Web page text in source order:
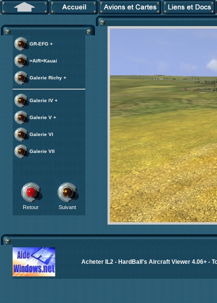
GR-EFG +
=AiR=Kauai
Galerie Richy +
Galerie IV +
Galerie V +
Galerie VI
Galerie VII
Retour Suivant
Acheter IL2- HardBall's Aircraft Viewer 4.06+-